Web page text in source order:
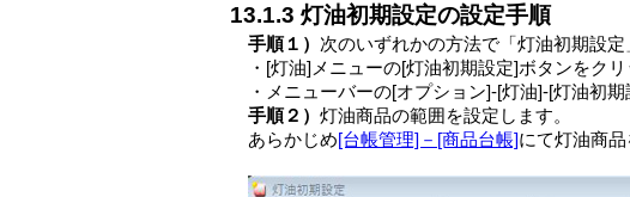
13.1.3 灯油初期設定の設定手順
手順１） 次のいずれかの方法で「灯油初期設定
・[灯油]メニューの[灯油初期設定]ボタンをクリ
・メニューバーの[オプション]-[灯油]-[灯油初期
手順２）灯油商品の範囲を設定します。
あらかじめ[台帳管理]－[商品台帳]にて灯油商品